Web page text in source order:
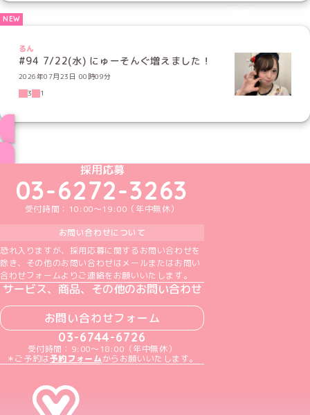
るん
#94 7/22(水) にゅーそんぐ増えました！
2026年07月23日 00時09分
3
1
めいどりーみんTikTok公式アカウント
めいどりーみんX公式アカウント
めいどりーみんInstagram公式アカウント
めいどりーみんFacebook公式アカウン
めいどりーみんYouTube公式アカ
採用応募
03-6272-3263
受付時間：10:00～19:00（年中無休）
お問い合わせについて
恐れ入りますが、採用応募に関するお問い合わせを
除き、その他のお問い合わせはメールまたはお問い
合わせフォームよりご連絡をお願いいたします。
サービス、商品、その他のお問い合わせ
お問い合わせフォーム
03-6744-6726
受付時間：9:00～18:00（年中無休）
＊ご予約は予約フォームからお願いいたします。